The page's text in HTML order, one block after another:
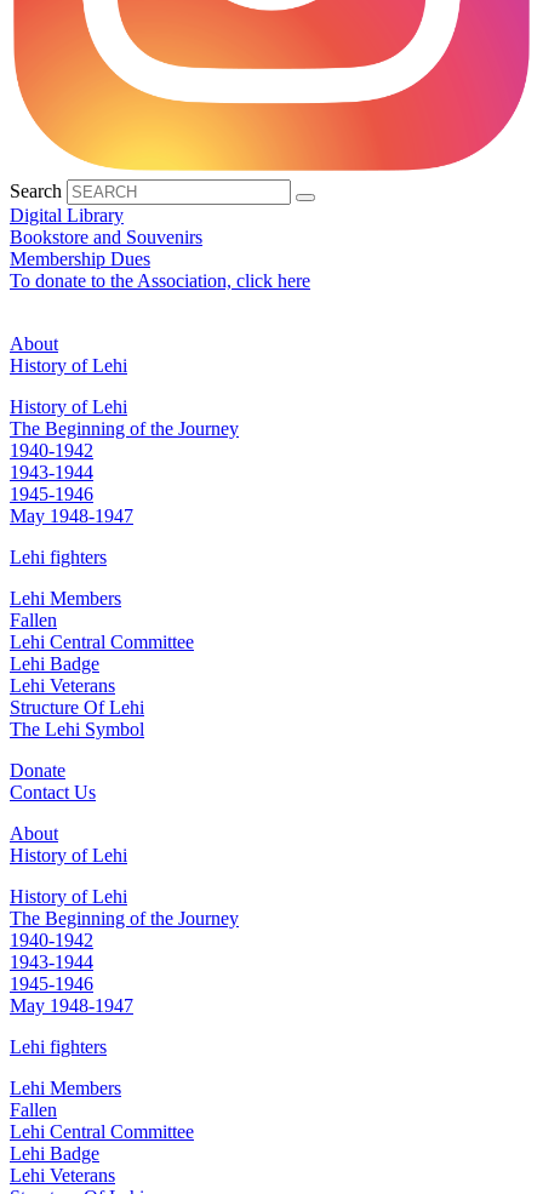
Search
Digital Library
Bookstore and Souvenirs
Membership Dues
To donate to the Association, click here
About
History of Lehi
History of Lehi
The Beginning of the Journey
1940-1942
1943-1944
1945-1946
May 1948-1947
Lehi fighters
Lehi Members
Fallen
Lehi Central Committee
Lehi Badge
Lehi Veterans
Structure Of Lehi
The Lehi Symbol
Donate
Contact Us
About
History of Lehi
History of Lehi
The Beginning of the Journey
1940-1942
1943-1944
1945-1946
May 1948-1947
Lehi fighters
Lehi Members
Fallen
Lehi Central Committee
Lehi Badge
Lehi Veterans